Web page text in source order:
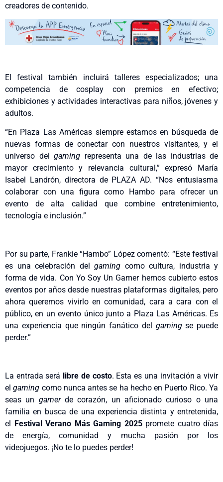
creadores de contenido.
El festival también incluirá talleres especializados; una
competencia de cosplay con premios en efectivo;
exhibiciones y actividades interactivas para niños, jóvenes y
adultos.
“En Plaza Las Américas siempre estamos en búsqueda de
nuevas formas de conectar con nuestros visitantes, y el
universo del gaming representa una de las industrias de
mayor crecimiento y relevancia cultural,” expresó María
Isabel Landrón, directora de PLAZA AD. “Nos entusiasma
colaborar con una figura como Hambo para ofrecer un
evento de alta calidad que combine entretenimiento,
tecnología e inclusión.”
Por su parte, Frankie “Hambo” López comentó: “Este festival
es una celebración del gaming como cultura, industria y
forma de vida. Con Yo Soy Un Gamer hemos cubierto estos
eventos por años desde nuestras plataformas digitales, pero
ahora queremos vivirlo en comunidad, cara a cara con el
público, en un evento único junto a Plaza Las Américas. Es
una experiencia que ningún fanático del gamingse puede
perder.”
La entrada será libre de costo. Esta es una invitación a vivir
elgaming como nunca antes se ha hecho en Puerto Rico. Ya
seas un gamerde corazón, un aficionado curioso o una
familia en busca de una experiencia distinta y entretenida,
el Festival Verano Más Gaming 2025promete cuatro días
de energía, comunidad y mucha pasión por los
videojuegos. ¡No te lo puedes perder!